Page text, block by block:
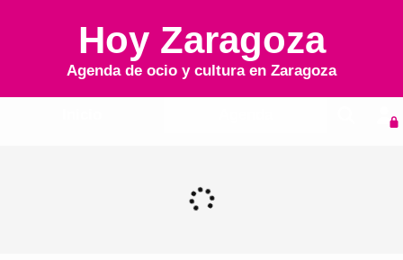
Hoy Zaragoza
Agenda de ocio y cultura en Zaragoza